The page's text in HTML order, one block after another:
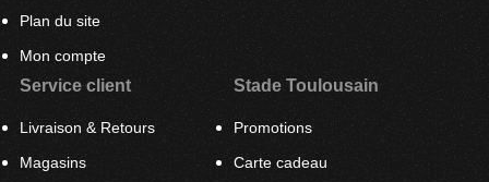
Plan du site
Mon compte
Service client
Livraison & Retours
Magasins
Stade Toulousain
Promotions
Carte cadeau